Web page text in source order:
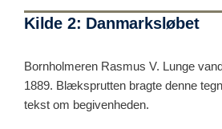
Kilde 2: Danmarksløbet
Bornholmeren Rasmus V. Lunge
1889. Blæksprutten bragte denne
tekst om begivenheden.